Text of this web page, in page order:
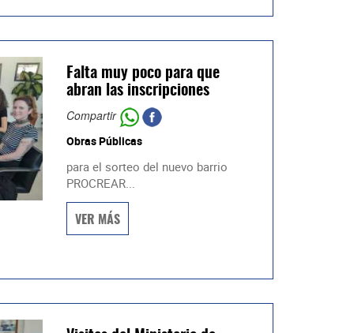
Falta muy poco para que
abran las inscripciones
Compartir
Obras Públicas
para el sorteo del nuevo barrio
PROCREAR...
VER MÁS